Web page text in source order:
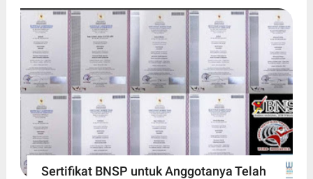
Sertifikat BNSP untuk Anggotanya Telah